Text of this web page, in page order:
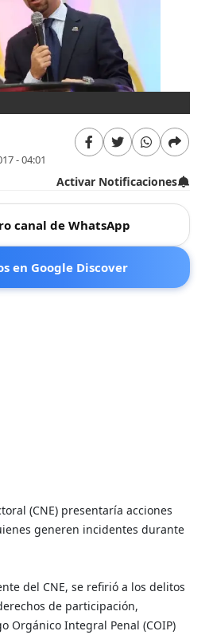
- 04:01
Activar Notificaciones
canal de WhatsApp
en Google Discover
(CNE) presentaría acciones
generen incidentes durante
del CNE, se refirió a los delitos
de participación,
Orgánico Integral Penal (COIP)